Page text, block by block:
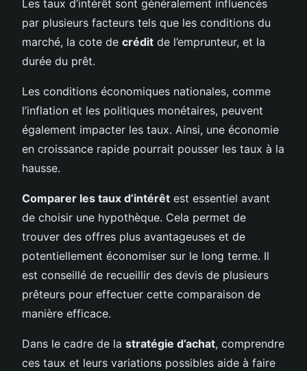
Les taux d’intérêt sont généralement influencés
par plusieurs facteurs tels que les conditions du
marché, la cote de crédit de l’emprunteur, et la
durée du prêt.
Les conditions économiques nationales, comme
l’inflation et les politiques monétaires, peuvent
également impacter les taux. Ainsi, une économie
en croissance rapide pourrait pousser les taux à la
hausse.
Comparer les taux d’intérêt est essentiel avant
de choisir une hypothèque. Cela permet de
trouver des offres plus avantageuses et de
potentiellement économiser sur le long terme. Il
est conseillé de recueillir des devis de plusieurs
prêteurs pour effectuer cette comparaison de
manière efficace.
Dans le cadre de la stratégie d’achat, comprendre
ces taux et leurs variations possibles aide à faire